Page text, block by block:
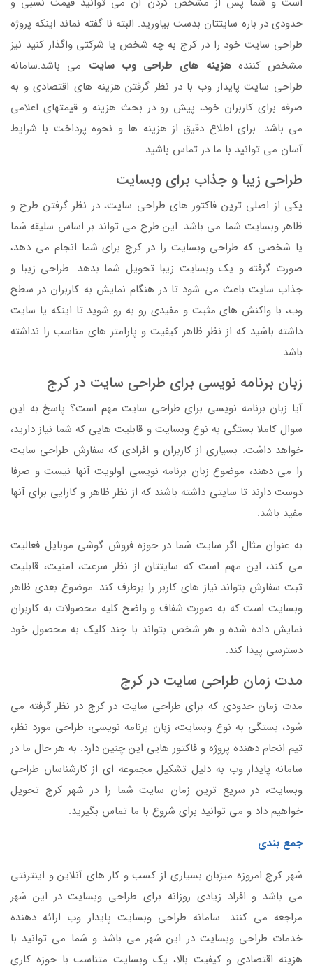
حدودی در باره سایتتان بدست بیاورید. البته نا گفته نماند اینکه پروژه
طراحی سایت خود را در کرج به چه شخص یا شرکتی واگذار کنید نیز
مشخص کننده هزینه های طراحی وب سایت می باشد.سامانه
طراحی سایت پایدار وب با در نظر گرفتن هزینه های اقتصادی و به
صرفه برای کاربران خود، پیش رو در بحث هزینه و قیمتهای اعلامی
می باشد. برای اطلاع دقیق از هزینه ها و نحوه پرداخت با شرایط
آسان می توانید با ما در تماس باشید.
طراحی زیبا و جذاب برای وبسایت
یکی از اصلی ترین فاکتور های طراحی سایت، در نظر گرفتن طرح و
ظاهر وبسایت شما می باشد. این طرح می تواند بر اساس سلیقه شما
یا شخصی که طراحی وبسایت را در کرج برای شما انجام می دهد،
صورت گرفته و یک وبسایت زیبا تحویل شما بدهد. طراحی زیبا و
جذاب سایت باعث می شود تا در هنگام نمایش به کاربران در سطح
وب، با واکنش های مثبت و مفیدی رو به رو شوید تا اینکه یا سایت
داشته باشید که از نظر ظاهر کیفیت و پارامتر های مناسب را نداشته
باشد.
زبان برنامه نویسی برای طراحی سایت در کرج
آیا زبان برنامه نویسی برای طراحی سایت مهم است؟ پاسخ به این
سوال کاملا بستگی به نوع وبسایت و قابلیت هایی که شما نیاز دارید،
خواهد داشت. بسیاری از کاربران و افرادی که سفارش طراحی سایت
را می دهند، موضوع زبان برنامه نویسی اولویت آنها نیست و صرفا
دوست دارند تا سایتی داشته باشند که از نظر ظاهر و کارایی برای آنها
مفید باشد.
به عنوان مثال اگر سایت شما در حوزه فروش گوشی موبایل فعالیت
می کند، این مهم است که سایتتان از نظر سرعت، امنیت، قابلیت
ثبت سفارش بتواند نیاز های کاربر را برطرف کند. موضوع بعدی ظاهر
وبسایت است که به صورت شفاف و واضح کلیه محصولات به کاربران
نمایش داده شده و هر شخص بتواند با چند کلیک به محصول خود
دسترسی پیدا کند.
مدت زمان طراحی سایت در کرج
مدت زمان حدودی که برای طراحی سایت در کرج در نظر گرفته می
شود، بستگی به نوع وبسایت، زبان برنامه نویسی، طراحی مورد نظر،
تیم انجام دهنده پروژه و فاکتور هایی این چنین دارد. به هر حال ما در
سامانه پایدار وب به دلیل تشکیل مجموعه ای از کارشناسان طراحی
وبسایت، در سریع ترین زمان سایت شما را در شهر کرج تحویل
خواهیم داد و می توانید برای شروع با ما تماس بگیرید.
جمع بندی
شهر کرج امروزه میزبان بسیاری از کسب و کار های آنلاین و اینترنتی
می باشد و افراد زیادی روزانه برای طراحی وبسایت در این شهر
مراجعه می کنند. سامانه طراحی وبسایت پایدار وب ارائه دهنده
خدمات طراحی وبسایت در این شهر می باشد و شما می توانید با
هزینه اقتصادی و کیفیت بالا، یک وبسایت متناسب با حوزه کاری